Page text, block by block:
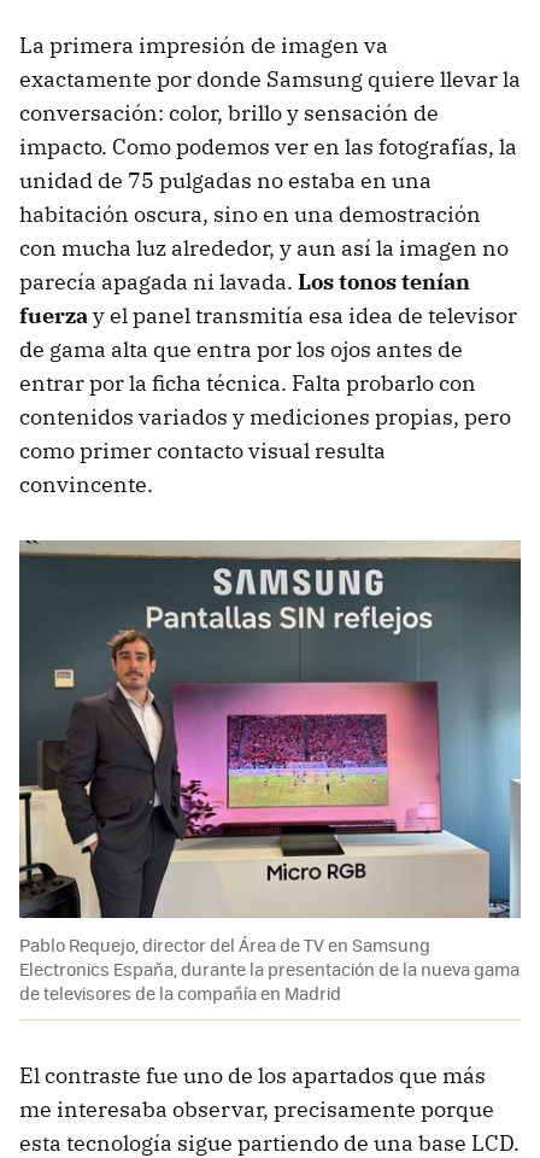
La primera impresión de imagen va
exactamente por donde Samsung quiere llevar la
conversación: color, brillo y sensación de
impacto. Como podemos ver en las fotografías, la
unidad de 75 pulgadas no estaba en una
habitación oscura, sino en una demostración
con mucha luz alrededor, y aun así la imagen no
parecía apagada ni lavada. Los tonos tenían
fuerzay el panel transmitía esa idea de televisor
de gama alta que entra por los ojos antes de
entrar por la ficha técnica. Falta probarlo con
contenidos variados y mediciones propias, pero
como primer contacto visual resulta
convincente.
Pablo Requejo, director del Área de TV en Samsung
Electronics España, durante la presentación de la nueva gama
de televisores de la compañía en Madrid
El contraste fue uno de los apartados que más
me interesaba observar, precisamente porque
esta tecnología sigue partiendo de una base LCD.